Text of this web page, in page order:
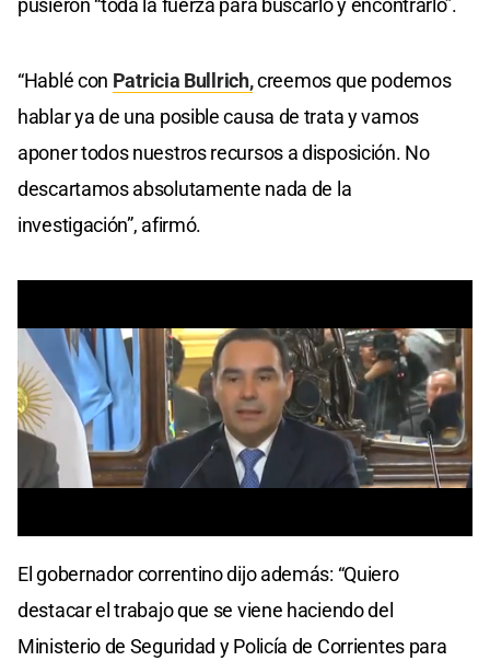
“Hablé con Patricia Bullrich,creemos que podemos
hablar ya de una posible causa de trata y vamos
aponer todos nuestros recursos a disposición. No
descartamos absolutamente nada de la
investigación”, afirmó.
of
seconds
El gobernador correntino dijo además: “Quiero
destacar el trabajo que se viene haciendo del
Ministerio de Seguridad y Policía de Corrientes para